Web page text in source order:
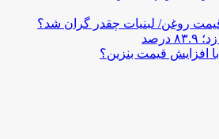
افزایش قیمت بنزین؟